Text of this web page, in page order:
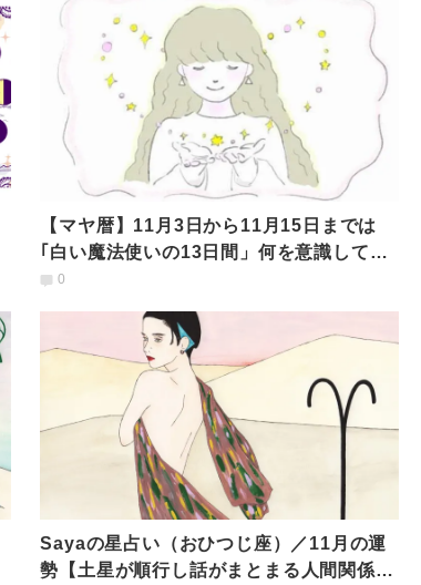
【マヤ暦】11月3日から11月15日までは
｢白い魔法使いの13日間」何を意識して過
ごすべき？
0
Sayaの星占い（おひつじ座）／11月の運
勢【土星が順行し話がまとまる人間関係は